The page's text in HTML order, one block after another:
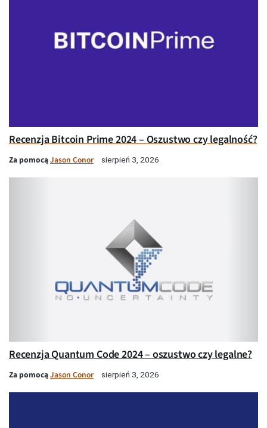
Recenzja Bitcoin Prime 2024 – Oszustwo czy legalność?
Za pomocąJason Conor sierpień 3, 2026
Recenzja Quantum Code 2024 – oszustwo czy legalne?
Za pomocąJason Conor sierpień 3, 2026